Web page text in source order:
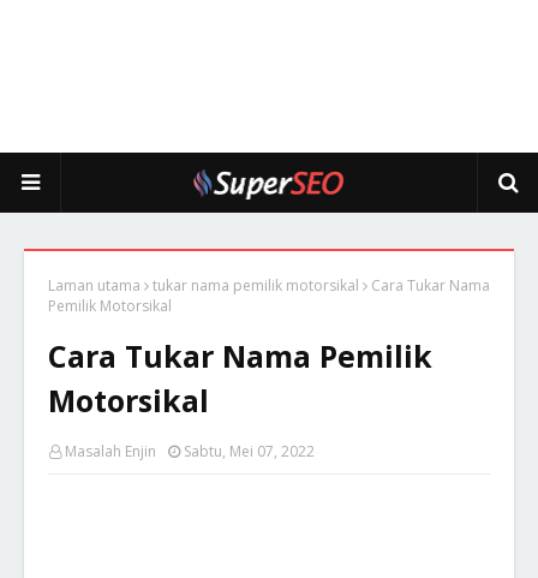
Laman utama tukar nama pemilik motorsikal
Cara Tukar Nama
Pemilik Motorsikal
Cara Tukar Nama Pemilik
Motorsikal
Masalah Enjin Sabtu, Mei 07, 2022